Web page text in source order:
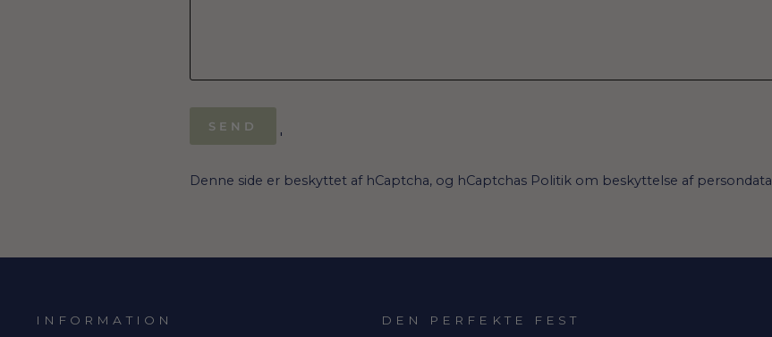
SEND
'
Denne side er beskyttet af hCaptcha, og hCaptchas Politik om beskyttelse af persondata
INFORMATION DEN PERFEKTE FEST